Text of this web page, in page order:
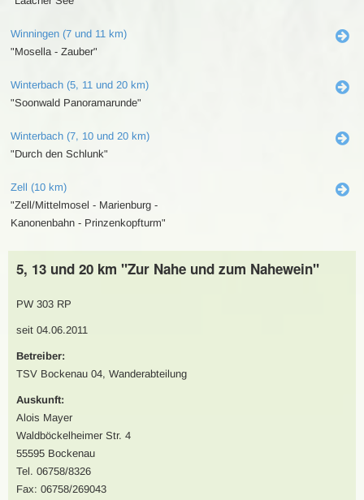
Winningen (7 und 11 km)
"Mosella - Zauber"
Winterbach (5, 11 und 20 km)
"Soonwald Panoramarunde"
Winterbach (7, 10 und 20 km)
"Durch den Schlunk"
Zell (10 km)
"Zell/Mittelmosel - Marienburg -
Kanonenbahn - Prinzenkopfturm"
5, 13 und 20 km "Zur Nahe und zum Nahewein"
PW 303 RP
seit 04.06.2011
Betreiber:
TSV Bockenau 04, Wanderabteilung
Auskunft:
Alois Mayer
Waldböckelheimer Str. 4
55595 Bockenau
Tel. 06758/8326
Fax: 06758/269043